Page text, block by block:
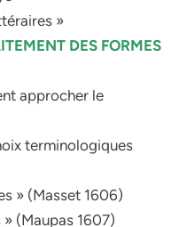
»
DES FORMES
approcher le
terminologiques
» (Masset 1606)
(Maupas 1607)